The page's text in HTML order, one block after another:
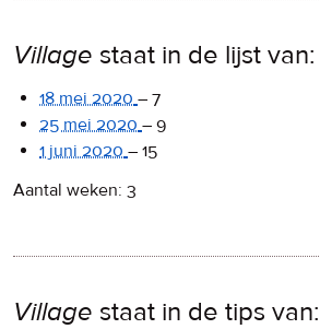
Village staat in de lijst van:
18 mei 2020 – 7
25 mei 2020 – 9
1 juni 2020 – 15
Aantal weken: 3
Village staat in de tips van: